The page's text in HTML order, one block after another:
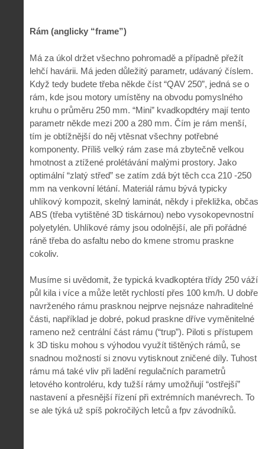
Rám (anglicky “frame”)
Má za úkol držet všechno pohromadě a případně přežít
lehčí havárii. Má jeden důležitý parametr, udávaný číslem.
Když tedy budete třeba někde číst “QAV 250”, jedná se o
rám, kde jsou motory umístěny na obvodu pomyslného
kruhu o průměru 250 mm. “Mini” kvadkopdtéry mají tento
parametr někde mezi 200 a 280 mm. Čím je rám menší,
tím je obtížnější do něj vtěsnat všechny potřebné
komponenty. Příliš velký rám zase má zbytečně velkou
hmotnost a ztížené prolétávání malými prostory. Jako
optimální “zlatý střed” se zatím zdá být těch cca 210 -250
mm na venkovní létání. Materiál rámu bývá typicky
uhlíkový kompozit, skelný laminát, někdy i překližka, občas
ABS (třeba vytištěné 3D tiskárnou) nebo vysokopevnostní
polyetylén. Uhlíkové rámy jsou odolnější, ale při pořádné
ráně třeba do asfaltu nebo do kmene stromu praskne
cokoliv.
Musíme si uvědomit, že typická kvadkoptéra třídy 250 váží
půl kila i více a může letět rychlostí přes 100 km/h. U dobře
navrženého rámu prasknou nejprve nejsnáze nahraditelné
části, například je dobré, pokud praskne dříve vyměnitelné
rameno než centrální část rámu (“trup”). Piloti s přístupem
k 3D tisku mohou s výhodou využít tištěných rámů, se
snadnou možností si znovu vytisknout zničené díly. Tuhost
rámu má také vliv při ladění regulačních parametrů
letového kontroléru, kdy tužší rámy umožňují “ostřejší”
nastavení a přesnější řízení při extrémních manévrech. To
se ale týká už spíš pokročilých letců a fpv závodníků.